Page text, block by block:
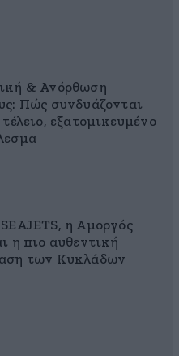
& Ανόρθωση
Πώς συνδυάζονται
τέλειο, εξατομικευμένο
η Αμοργός
η πιο αυθεντική
των Κυκλάδων